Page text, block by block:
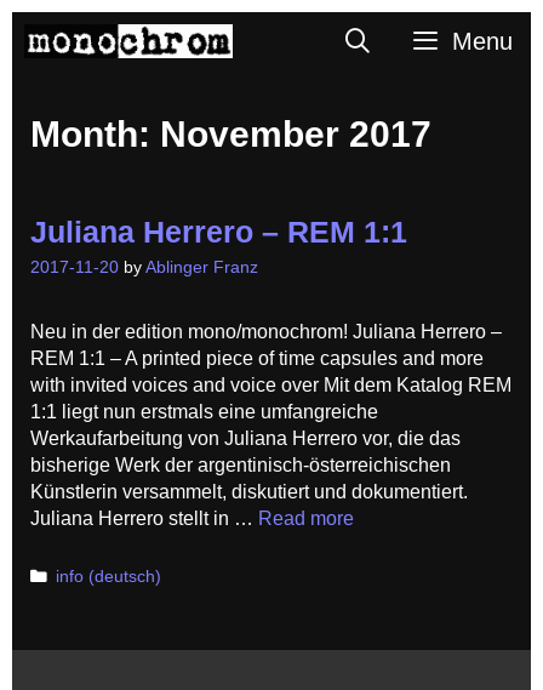
SearchMenu
Month: November 2017
Juliana Herrero – REM 1:1
2017-11-20 by Ablinger Franz
Neu in der edition mono/monochrom! Juliana Herrero –
REM 1:1 – A printed piece of time capsules and more
with invited voices and voice over Mit dem Katalog REM
1:1 liegt nun erstmals eine umfangreiche
Werkaufarbeitung von Juliana Herrero vor, die das
bisherige Werk der argentinisch-österreichischen
Künstlerin versammelt, diskutiert und dokumentiert.
Juliana Herrero stellt in … Read more
Categories
info (deutsch)